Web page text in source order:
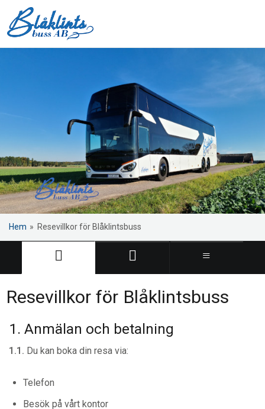
Hem » Resevillkor för Blåklintsbuss
Resevillkor för Blåklintsbuss
1. Anmälan och betalning
1.1. Du kan boka din resa via:
Telefon
Besök på vårt kontor